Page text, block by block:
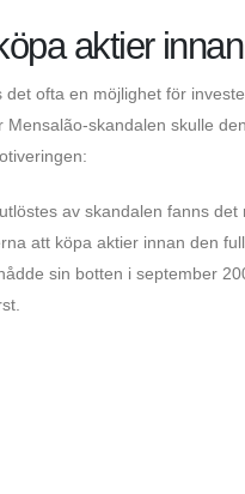
aktier
ofta en möjlighet för
skandalen skulle
av skandalen fanns
att köpa aktier innan den
sin botten i september